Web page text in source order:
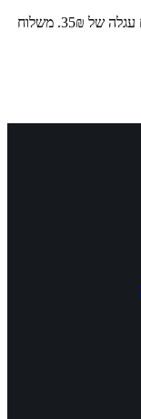
לקהל לקוחותינו, מינימום הזמנה באתר הוא סכום עגלה של 35₪. משלוח